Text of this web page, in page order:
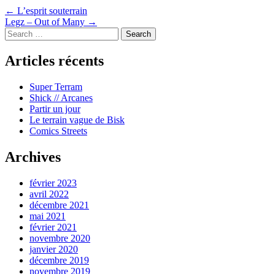
Navigation
dans
articles
← L’esprit souterrain
Legz – Out of Many →
Search
Articles récents
Super Terram
Shick // Arcanes
Partir un jour
Le terrain vague de Bisk
Comics Streets
Archives
février 2023
avril 2022
décembre 2021
mai 2021
février 2021
novembre 2020
janvier 2020
décembre 2019
novembre 2019